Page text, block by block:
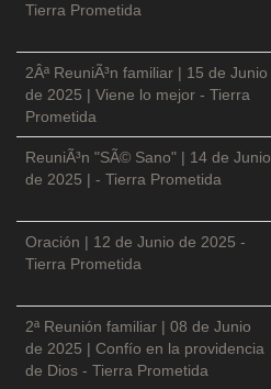
Tierra Prometida
2Âª ReuniÃ³n familiar | 15 de Junio
de 2025 | Viene lo mejor - Tierra
Prometida
ReuniÃ³n "SÃ© Sano" | 14 de Junio
de 2025 | - Tierra Prometida
Oración | 12 de Junio de 2025 -
Tierra Prometida
2ª Reunión familiar | 08 de Junio
de 2025 | Confío en la providencia
de Dios - Tierra Prometida